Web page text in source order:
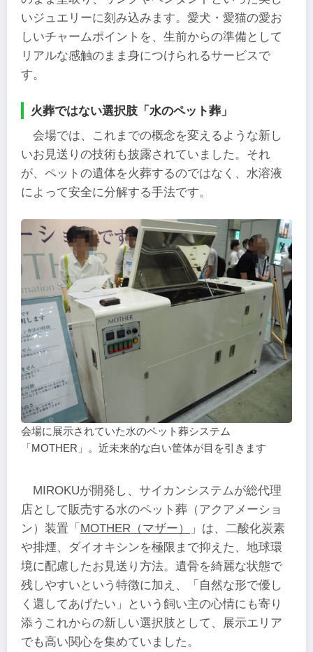
いジュエリーに刻み込みます。愛犬・愛猫の愛お
しいチャームポイントを、生前からの準備として
リアルな感触のまま身につけられるサービスで
す。
火葬ではない選択肢「水のペット葬」
会場では、これまでの概念を変えるような新し
いお見送りの技術も披露されていました。それ
が、ペットの遺体を火葬するのではなく、水溶液
によって安全に分解する手法です。
会場に展示されていた水のペット葬システム
「MOTHER」。近未来的な白い筐体が目を引きます
MIROKUが開発し、サイカンシステムが総代理
店として販売する水のペット葬（アクアメーショ
ン）装置「 MOTHER（マザー）
」は、二酸化炭素
や排煙、ダイオキシンを極限まで抑えた、地球環
境に配慮したお見送り方法。遺骨を綺麗な状態で
残しやすいという特徴に加え、「自然な形で優し
く還してあげたい」という飼い主の心情にも寄り
添うこれからの新しい選択肢として、展示エリア
でも高い関心を集めていました。